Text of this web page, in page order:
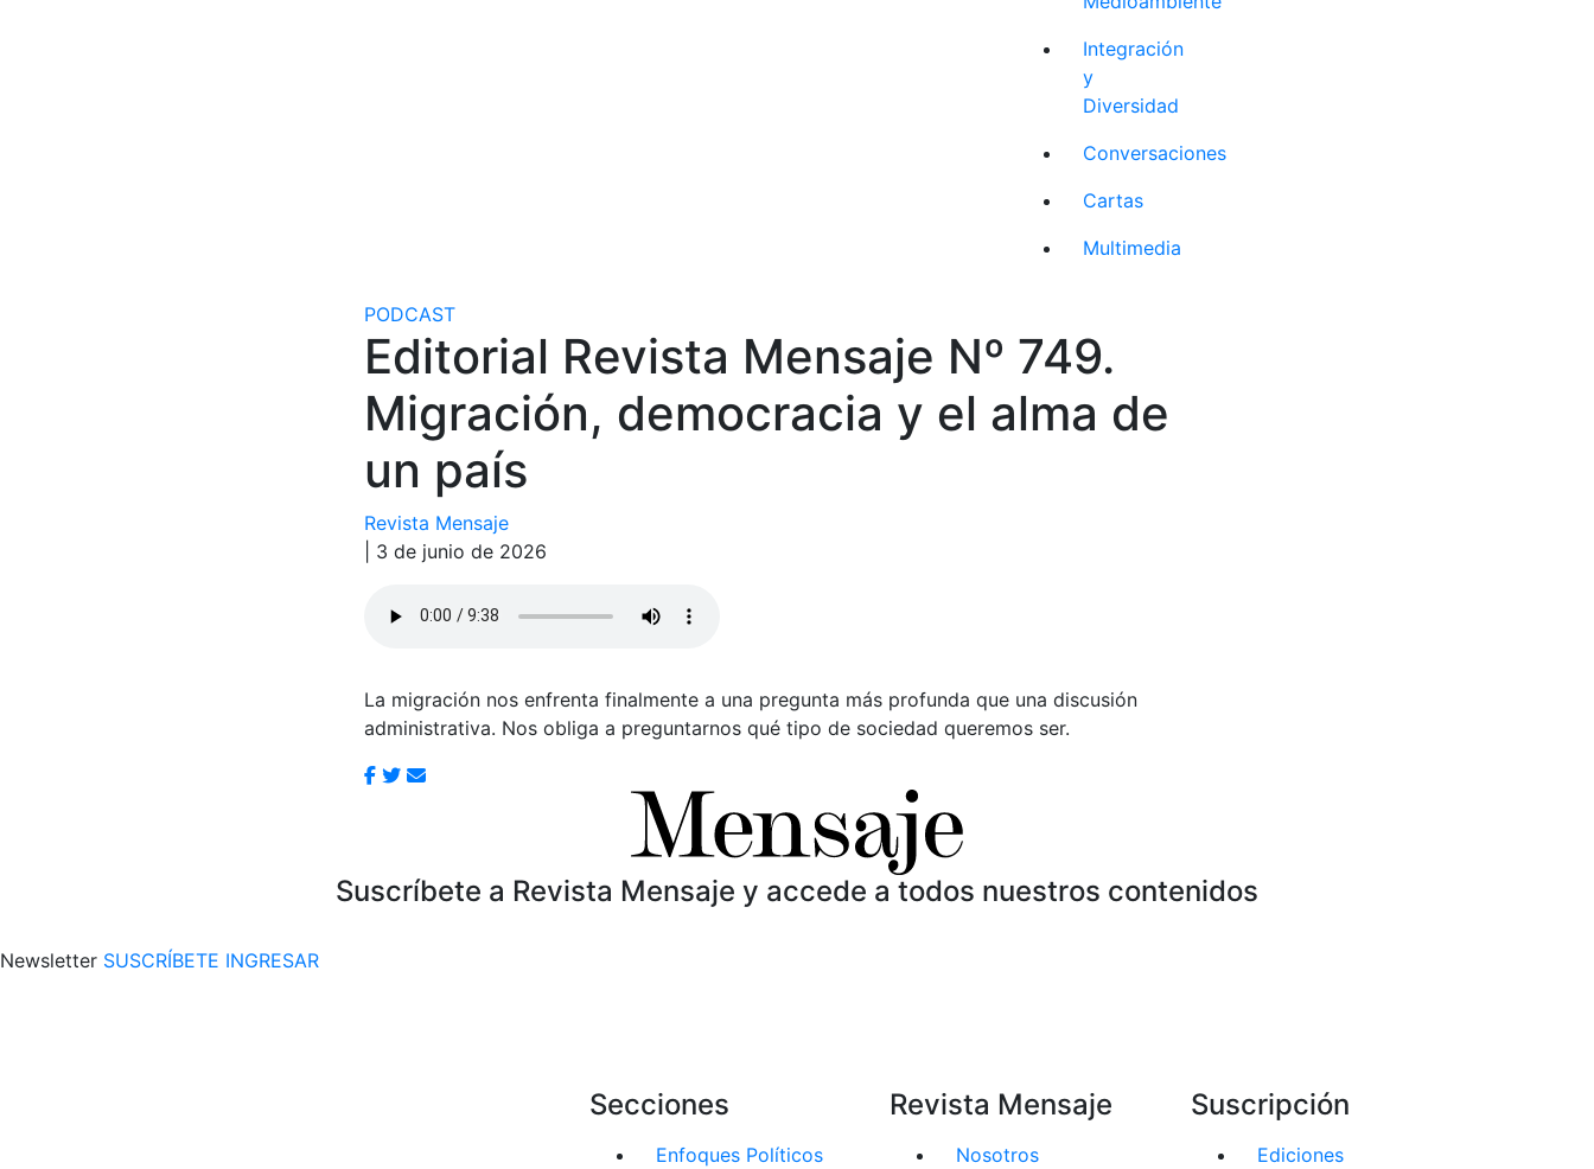
Integración
y
Diversidad
Conversaciones
Cartas
Multimedia
PODCAST
Editorial Revista Mensaje Nº 749.
Migración, democracia y el alma de
un país
Revista Mensaje
| 3 de junio de 2026
La migración nos enfrenta finalmente a una pregunta más profunda que una discusión
administrativa. Nos obliga a preguntarnos qué tipo de sociedad queremos ser.
Suscríbete a Revista Mensaje y accede a todos nuestros contenidos
Newsletter SUSCRÍBETE INGRESAR
Secciones
Enfoques Políticos
Revista Mensaje
Nosotros
Suscripción
Ediciones